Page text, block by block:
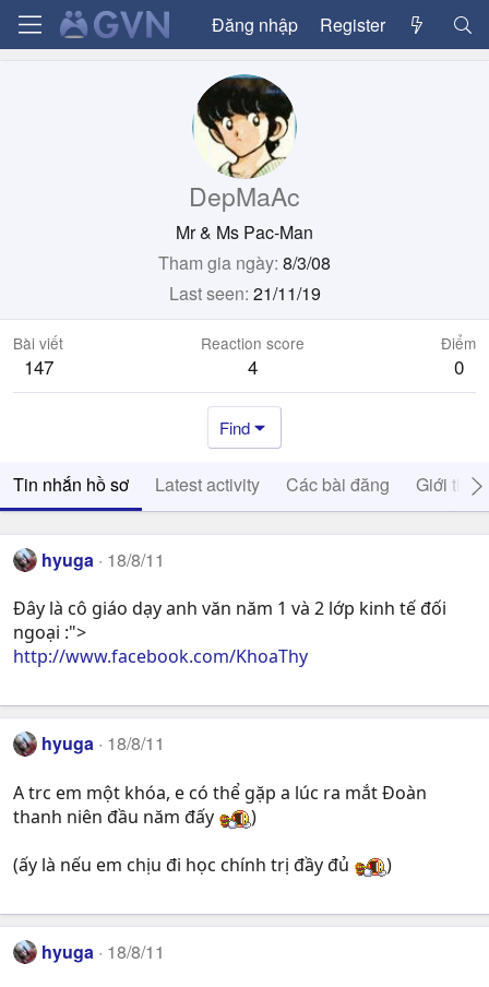
Đăng nhập Register
DepMaAc
Mr & Ms Pac-Man
Tham gia ngày 8/3/08
Last seen 21/11/19
Bài viết
147
Reaction score
4
Điểm
0
Find
Tin nhắn hồ sơ Latest activity Các bài đăng Giới thiệu
hyuga 18/8/11
Đây là cô giáo dạy anh văn năm 1 và 2 lớp kinh tế đối
ngoại :">
http://www.facebook.com/KhoaThy
hyuga 18/8/11
A trc em một khóa, e có thể gặp a lúc ra mắt Đoàn
thanh niên đầu năm đấy
)
(ấy là nếu em chịu đi học chính trị đầy đủ
)
hyuga 18/8/11